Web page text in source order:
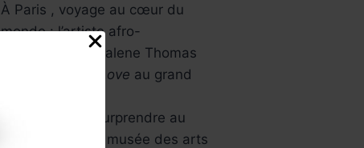
À Paris , voyage au cœur du
monde : l’artiste afro-
américaine Mickalene Thomas
All About Love au grand
L’Asie va vous surprendre au
musée Guimet , musée des arts